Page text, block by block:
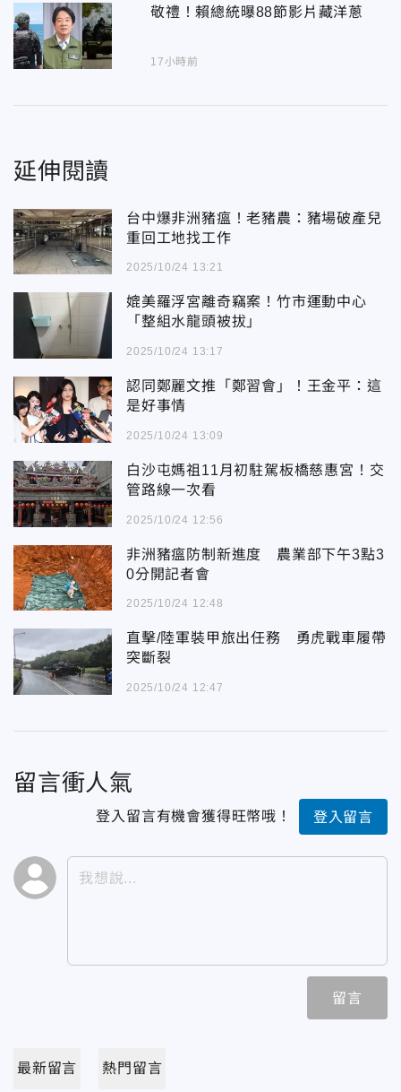
敬禮！賴總統曝88節影片藏洋蔥
17小時前
延伸閱讀
台中爆非洲豬瘟！老豬農：豬場破產兒
重回工地找工作
2025/10/24 13:21
媲美羅浮宮離奇竊案！竹市運動中心
「整組水龍頭被拔」
2025/10/24 13:17
認同鄭麗文推「鄭習會」！王金平：這
是好事情
2025/10/24 13:09
白沙屯媽祖11月初駐駕板橋慈惠宮！交
管路線一次看
2025/10/24 12:56
非洲豬瘟防制新進度 農業部下午3點3
0分開記者會
2025/10/24 12:48
直擊/陸軍裝甲旅出任務 勇虎戰車履帶
突斷裂
2025/10/24 12:47
留言衝人氣
登入留言有機會獲得旺幣哦！ 登入留言
留言
最新留言 熱門留言